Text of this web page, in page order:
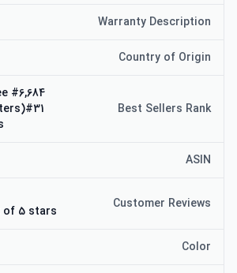
Warranty Description
Country of Origin
Best Sellers Rank
ASIN
Customer Reviews
of 5 stars
Color